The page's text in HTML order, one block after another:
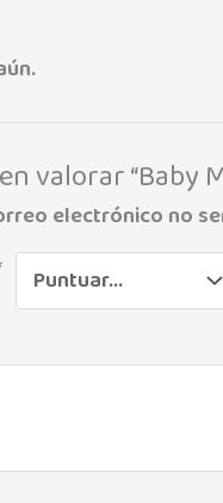
valorar “Baby
electrónico no